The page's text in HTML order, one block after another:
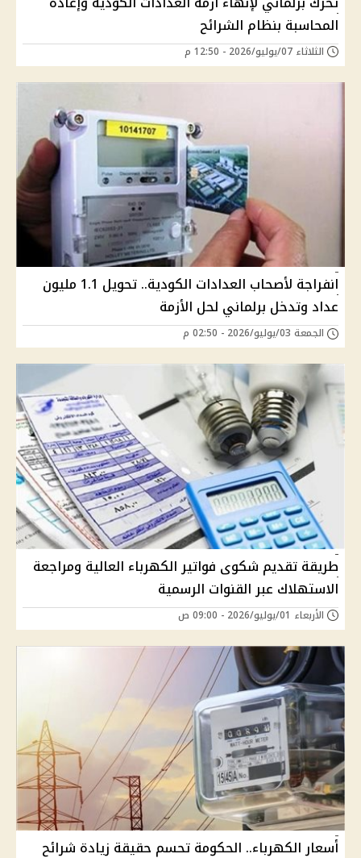
المحاسبة بنظام الشرائح
الثلاثاء 07/يوليو/2026 - 12:50 م
انفراجة لأصحاب العدادات الكودية.. تحويل 1.1 مليون
عداد وتدخل برلماني لحل الأزمة
الجمعة 03/يوليو/2026 - 02:50 م
طريقة تقديم شكوى فواتير الكهرباء العالية ومراجعة
الاستهلاك عبر القنوات الرسمية
الأربعاء 01/يوليو/2026 - 09:00 ص
أسعار الكهرباء.. الحكومة تحسم حقيقة زيادة شرائح